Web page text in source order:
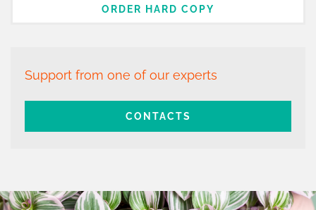
ORDER HARD COPY
Support from one of our experts
CONTACTS